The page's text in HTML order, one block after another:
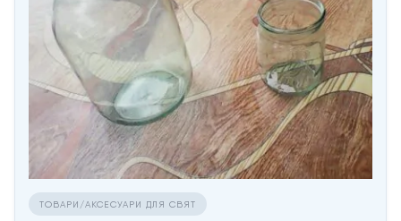
ТОВАРИ/АКСЕСУАРИ ДЛЯ СВЯТ